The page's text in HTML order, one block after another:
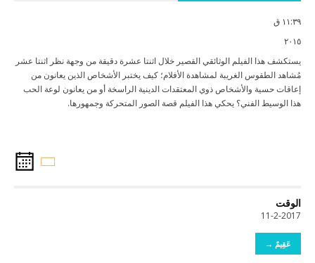
١١:٣٩ ق
٢٠١٥
يستكشف هذا الفيلم الوثائقي القصير خلال اثنتا عشرة دقيقة من وجهة نظر اثنتا عشر
مُشاهد الطقوس الغريبة لمشاهدة الأفلام؛ كيف يختبر الأشخاص الذين يعانون من
إعاقات حسية والأشخاص ذوي المعتقدات الدينية الراسخة أو من يعانون لوعة الحب
هذا الوسيط الفني؟ يحكي هذا الفيلم قصة الصور المتحركة وجمهورها.
الوقت
11-2-2017
عَقِيمٌ →